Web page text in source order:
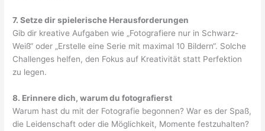
7. Setze dir spielerische Herausforderungen
Gib dir kreative Aufgaben wie „Fotografiere nur in Schwarz-
Weiß“ oder „Erstelle eine Serie mit maximal 10 Bildern“. Solche
Challenges helfen, den Fokus auf Kreativität statt Perfektion
zu legen.
8. Erinnere dich, warum du fotografierst
Warum hast du mit der Fotografie begonnen? War es der Spaß,
die Leidenschaft oder die Möglichkeit, Momente festzuhalten?